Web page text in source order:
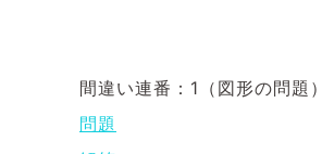
間違い連番：1（図形の問題）
問題